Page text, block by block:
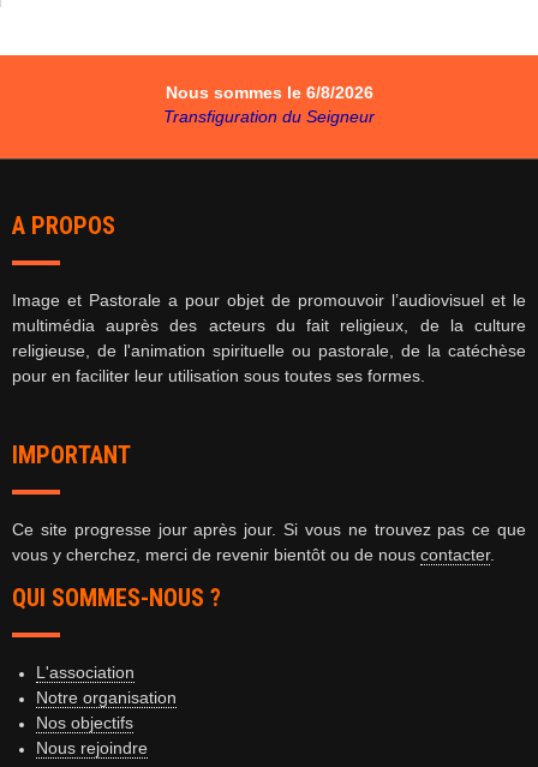
Nous sommes le 6/8/2026
Transfiguration du Seigneur
A PROPOS
Image et Pastorale a pour objet de promouvoir l’audiovisuel et le
multimédia auprès des acteurs du fait religieux, de la culture
religieuse, de l'animation spirituelle ou pastorale, de la catéchèse
pour en faciliter leur utilisation sous toutes ses formes.
IMPORTANT
Ce site progresse jour après jour. Si vous ne trouvez pas ce que
vous y cherchez, merci de revenir bientôt ou de nous contacter.
QUI SOMMES-NOUS ?
L'association
Notre organisation
Nos objectifs
Nous rejoindre